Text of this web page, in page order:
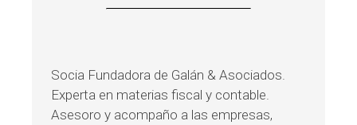
Socia Fundadora de Galán & Asociados.
Experta en materias fiscal y contable.
Asesoro y acompaño a las empresas,